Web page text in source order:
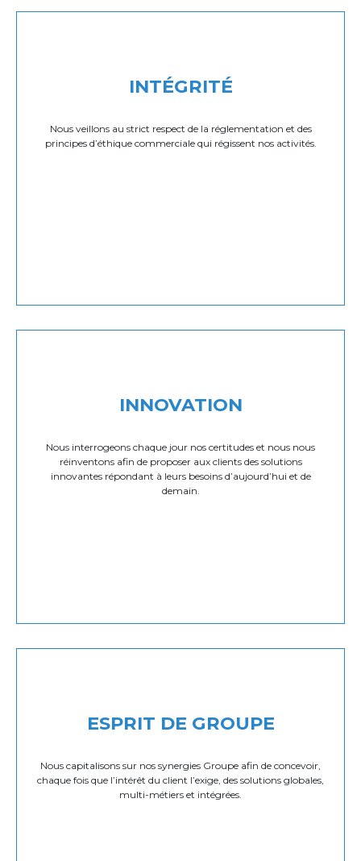
INTÉGRITÉ
Nous veillons au strict respect de la réglementation et des
principes d’éthique commerciale qui régissent nos activités.
INNOVATION
Nous interrogeons chaque jour nos certitudes et nous nous
réinventons afin de proposer aux clients des solutions
innovantes répondant à leurs besoins d’aujourd’hui et de
demain.
ESPRIT DE GROUPE
Nous capitalisons sur nos synergies Groupe afin de concevoir,
chaque fois que l’intérêt du client l’exige, des solutions globales,
multi-métiers et intégrées.